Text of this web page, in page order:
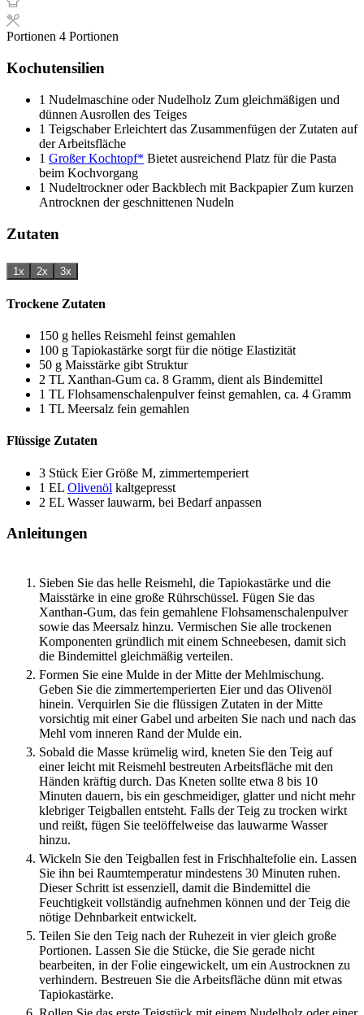
Portionen 4 Portionen
Kochutensilien
1 Nudelmaschine oder Nudelholz Zum gleichmäßigen und
dünnen Ausrollen des Teiges
1 TeigschaberErleichtert das Zusammenfügen der Zutaten auf
der Arbeitsfläche
1 Großer Kochtopf* Bietet ausreichend Platz für die Pasta
beim Kochvorgang
1 Nudeltrockner oder Backblech mit Backpapier Zum kurzen
Antrocknen der geschnittenen Nudeln
Zutaten
1x 2x 3x
Trockene Zutaten
150 g helles Reismehl feinst gemahlen
100 g Tapiokastärke sorgt für die nötige Elastizität
50 g Maisstärke gibt Struktur
2 TL Xanthan-Gum ca. 8 Gramm, dient als Bindemittel
1 TL Flohsamenschalenpulver feinst gemahlen, ca. 4 Gramm
1 TL Meersalz fein gemahlen
Flüssige Zutaten
3 Stück Eier Größe M, zimmertemperiert
1 EL Olivenöl kaltgepresst
2 EL Wasser lauwarm, bei Bedarf anpassen
Anleitungen
Sieben Sie das helle Reismehl, die Tapiokastärke und die
Maisstärke in eine große Rührschüssel. Fügen Sie das
Xanthan-Gum, das fein gemahlene Flohsamenschalenpulver
sowie das Meersalz hinzu. Vermischen Sie alle trockenen
Komponenten gründlich mit einem Schneebesen, damit sich
die Bindemittel gleichmäßig verteilen.
Formen Sie eine Mulde in der Mitte der Mehlmischung.
Geben Sie die zimmertemperierten Eier und das Olivenöl
hinein. Verquirlen Sie die flüssigen Zutaten in der Mitte
vorsichtig mit einer Gabel und arbeiten Sie nach und nach das
Mehl vom inneren Rand der Mulde ein.
Sobald die Masse krümelig wird, kneten Sie den Teig auf
einer leicht mit Reismehl bestreuten Arbeitsfläche mit den
Händen kräftig durch. Das Kneten sollte etwa 8 bis 10
Minuten dauern, bis ein geschmeidiger, glatter und nicht mehr
klebriger Teigballen entsteht. Falls der Teig zu trocken wirkt
und reißt, fügen Sie teelöffelweise das lauwarme Wasser
hinzu.
Wickeln Sie den Teigballen fest in Frischhaltefolie ein. Lassen
Sie ihn bei Raumtemperatur mindestens 30 Minuten ruhen.
Dieser Schritt ist essenziell, damit die Bindemittel die
Feuchtigkeit vollständig aufnehmen können und der Teig die
nötige Dehnbarkeit entwickelt.
Teilen Sie den Teig nach der Ruhezeit in vier gleich große
Portionen. Lassen Sie die Stücke, die Sie gerade nicht
bearbeiten, in der Folie eingewickelt, um ein Austrocknen zu
verhindern. Bestreuen Sie die Arbeitsfläche dünn mit etwas
Tapiokastärke.